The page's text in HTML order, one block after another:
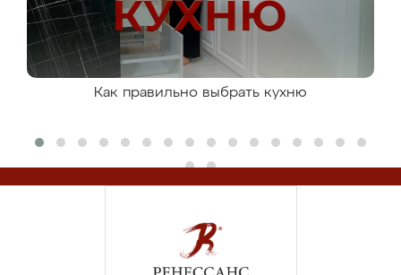
Как правильно выбрать кухню